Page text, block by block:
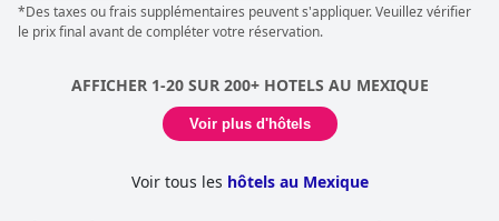
*Des taxes ou frais supplémentaires peuvent s'appliquer. Veuillez vérifier
le prix final avant de compléter votre réservation.
AFFICHER 1-20 SUR 200+ HOTELS AU MEXIQUE
Voir plus d'hôtels
Voir tous les hôtels au Mexique